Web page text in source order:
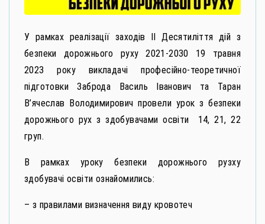
У рамках реалізації заходів II Десятиліття дій з
безпеки дорожнього руху 2021-2030 19 травня
2023 року викладачі професійно-теоретичної
підготовки Заброда Василь Іванович та Таран
В’ячеслав Володимирович провели урок з безпеки
дорожнього рух з здобувачами освіти 14, 21, 22
груп.
В рамках уроку безпеки дорожнього рузху
здобувачі освіти ознайомились:
– з правилами визначення виду кровотеч